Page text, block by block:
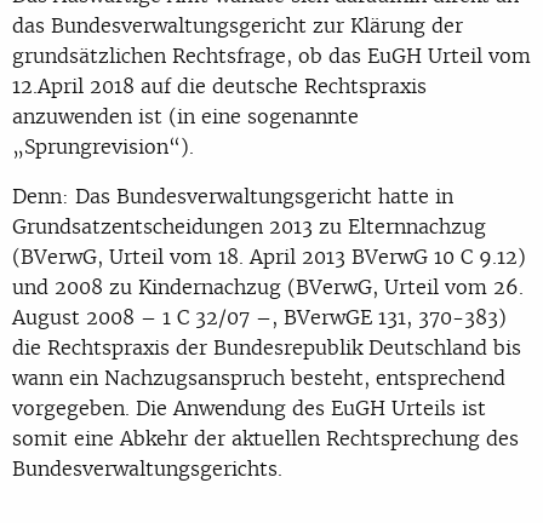
das Bundesverwaltungsgericht zur Klärung der
grundsätzlichen Rechtsfrage, ob das EuGH Urteil vom
12.April 2018 auf die deutsche Rechtspraxis
anzuwenden ist (in eine sogenannte
„Sprungrevision“).
Denn: Das Bundesverwaltungsgericht hatte in
Grundsatzentscheidungen 2013 zu Elternnachzug
(BVerwG, Urteil vom 18. April 2013 BVerwG 10 C 9.12)
und 2008 zu Kindernachzug (BVerwG, Urteil vom 26.
August 2008 – 1 C 32/07 –, BVerwGE 131, 370-383)
die Rechtspraxis der Bundesrepublik Deutschland bis
wann ein Nachzugsanspruch besteht, entsprechend
vorgegeben. Die Anwendung des EuGH Urteils ist
somit eine Abkehr der aktuellen Rechtsprechung des
Bundesverwaltungsgerichts.